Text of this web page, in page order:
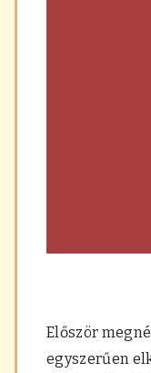
Először
egyszerűen